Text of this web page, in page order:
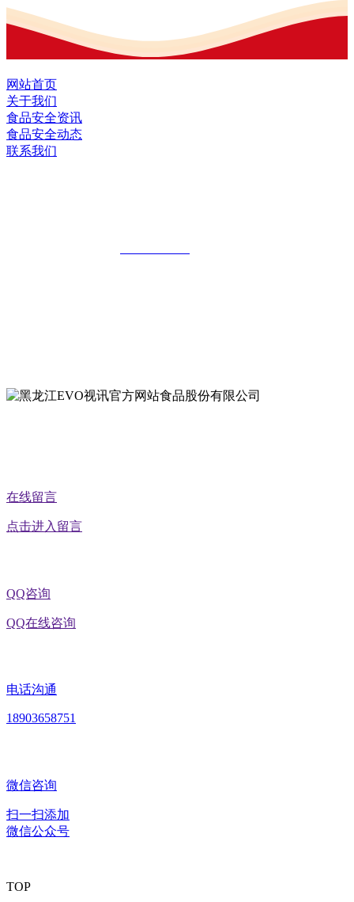
网站首页
关于我们
食品安全资讯
食品安全动态
联系我们
在线留言
点击进入留言
QQ咨询
QQ在线咨询
电话沟通
18903658751
微信咨询
扫一扫添加
微信公众号
TOP